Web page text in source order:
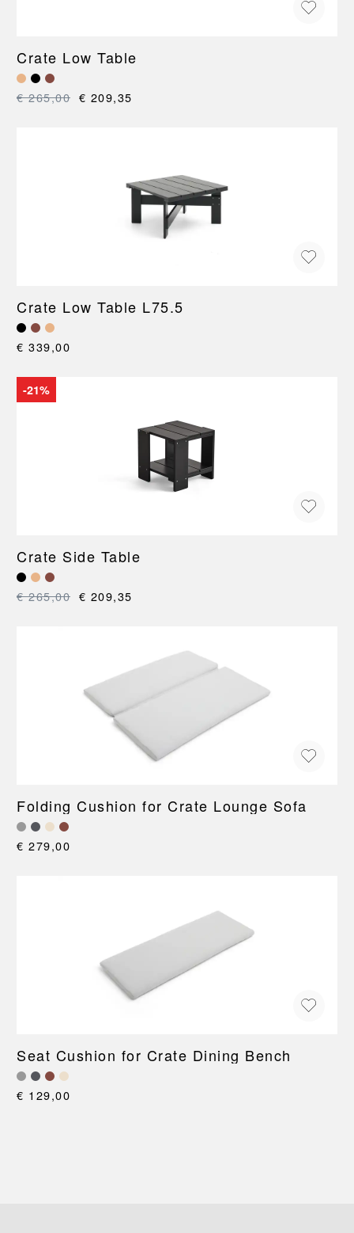
Crate Low Table
€ 265,00 € 209,35
Crate Low Table L75.5
€ 339,00
-21%
Crate Side Table
€ 265,00 € 209,35
Folding Cushion for Crate Lounge Sofa
€ 279,00
Seat Cushion for Crate Dining Bench
€ 129,00